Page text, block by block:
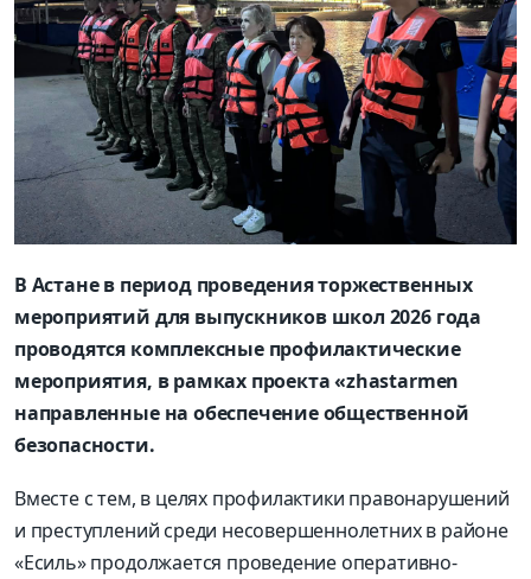
В Астане в период проведения торжественных
мероприятий для выпускников школ 2026 года
проводятся комплексные профилактические
мероприятия, в рамках проекта «zhastarmen
направленные на обеспечение общественной
безопасности.
Вместе с тем, в целях профилактики правонарушений
и преступлений среди несовершеннолетних в районе
«Есиль» продолжается проведение оперативно-